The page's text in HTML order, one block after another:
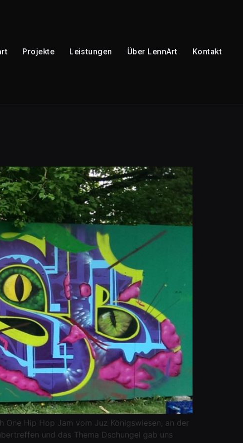
Projekte Leistungen Über LennArt Kontakt
Hip Hop Jam vom Juz Königswiesen, an der
und das Thema Dschungel gab uns